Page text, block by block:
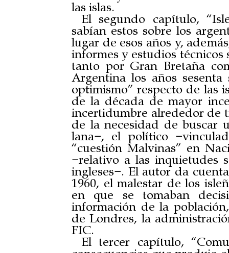
las islas.
El segundo capítulo,
sabían estos sobre los
lugar de esos años y,
informes y estudios técnicos
tanto por Gran Bretaña
Argentina los años
optimismo” respecto de las
de la década de mayor
incertidumbre alrededor de
de la necesidad de buscar
lana−, el político
“cuestión Malvinas” en
−relativo a las inquietudes
ingleses−. El autor da
1960, el malestar de los
en que se tomaban
información de la
de Londres, la
FIC.
El tercer capítulo,